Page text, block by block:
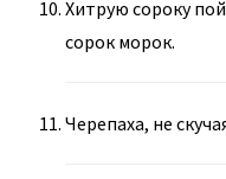
Хитрую сороку
сорок морок.
Черепаха, не